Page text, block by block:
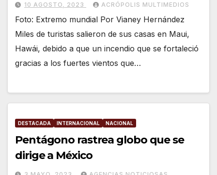
10 AGOSTO, 2023 ACRÓPOLIS MULTIMEDIOS
Foto: Extremo mundial Por Vianey Hernández
Miles de turistas salieron de sus casas en Maui,
Hawái, debido a que un incendio que se fortaleció
gracias a los fuertes vientos que…
DESTACADA INTERNACIONAL NACIONAL
Pentágono rastrea globo que se
dirige a México